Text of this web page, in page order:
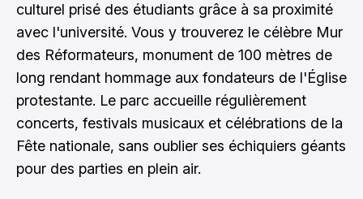
culturel prisé des étudiants grâce à sa proximité
avec l'université. Vous y trouverez le célèbre Mur
des Réformateurs, monument de 100 mètres de
long rendant hommage aux fondateurs de l'Église
protestante. Le parc accueille régulièrement
concerts, festivals musicaux et célébrations de la
Fête nationale, sans oublier ses échiquiers géants
pour des parties en plein air.